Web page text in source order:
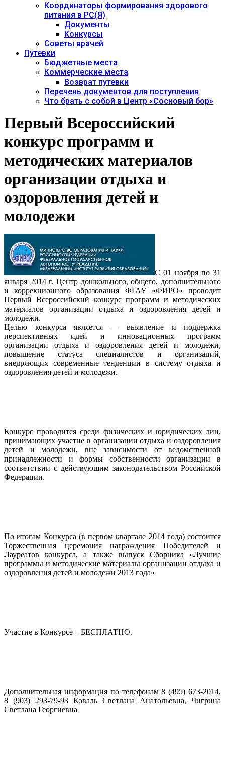
Координаторы формирования здорового
питания в РС(Я)
Документы
Конкурсы
Советы врачей
Путевки
Бюджетные места
Коммерческие места
Возврат путевки
Перечень документов для поступления
Что брать с собой в Центр «Сосновый бор»
Первый Всероссийский
конкурс программ и
методических материалов
организации отдыха и
оздоровления детей и
молодежи
С 01 ноября по 31
января 2014 г. Центр дошкольного, общего, дополнительного
и коррекционного образования ФГАУ «ФИРО» проводит
Первый Всероссийский конкурс программ и методических
материалов организации отдыха и оздоровления детей и
молодежи.
Целью конкурса является — выявление и поддержка
перспективных идей и инновационных программ
организации отдыха и оздоровления детей и молодежи,
повышение статуса специалистов и организаций,
внедряющих современные тенденции в систему отдыха и
оздоровления детей и молодежи.
Конкурс проводится среди физических и юридических лиц,
принимающих участие в организации отдыха и оздоровления
детей и молодежи, вне зависимости от ведомственной
принадлежности и формы собственности организации в
соответствии с действующим законодательством Российской
Федерации.
По итогам Конкурса (в первом квартале 2014 года) состоится
Торжественная церемония награждения Победителей и
Лауреатов конкурса, а также выпуск Сборника «Лучшие
программы и методические материалы организации отдыха и
оздоровления детей и молодежи 2013 года»
Участие в Конкурсе – БЕСПЛАТНО.
Дополнительная информация по телефонам 8 (495) 673-2014,
8 (903) 293-79-93 Коваль Светлана Анатольевна, Чигрина
Светлана Георгиевна